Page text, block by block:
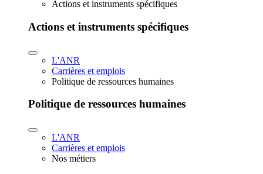
Actions et instruments spécifiques
Actions et instruments spécifiques
L'ANR
Carrières et emplois
Politique de ressources humaines
Politique de ressources humaines
L'ANR
Carrières et emplois
Nos métiers